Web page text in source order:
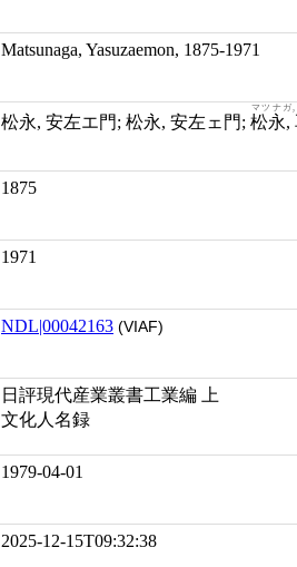
Matsunaga, Yasuzaemon, 1875-1971
松永, 安左エ門; 松永, 安左ェ門; 松永,
マツナガ
1875
1971
NDL|00042163 (VIAF)
日評現代産業叢書工業編 上
文化人名録
1979-04-01
2025-12-15T09:32:38